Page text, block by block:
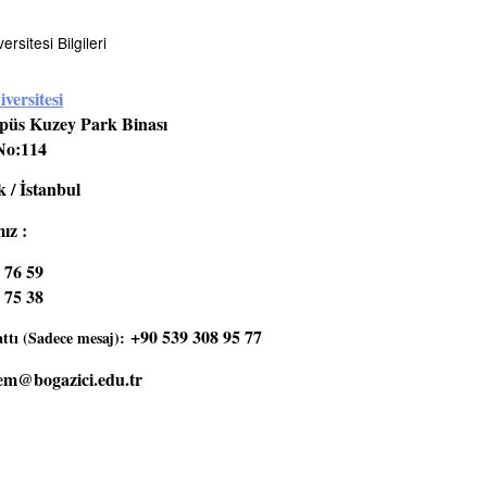
Bilgileri
Kuzey Park Binası
/ İstanbul
:
59
38
(Sadece mesaj): +90 539 308 95 77